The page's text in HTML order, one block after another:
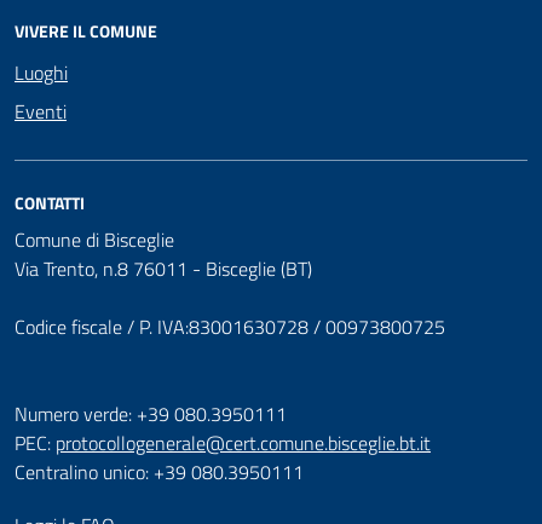
VIVERE IL COMUNE
Luoghi
Eventi
CONTATTI
Comune di Bisceglie
Via Trento, n.8 76011 - Bisceglie (BT)
Codice fiscale / P. IVA:83001630728 / 00973800725
Numero verde: +39 080.3950111
PEC: protocollogenerale@cert.comune.bisceglie.bt.it
Centralino unico: +39 080.3950111